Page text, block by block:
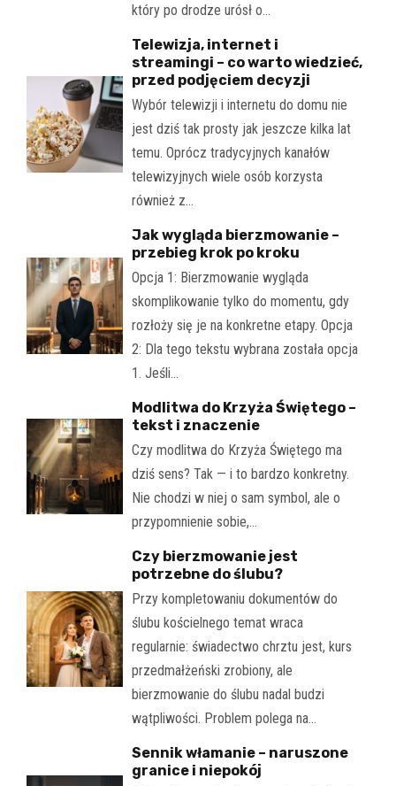
który po drodze urósł o…
Telewizja, internet i
streamingi – co warto wiedzieć,
przed podjęciem decyzji
Wybór telewizji i internetu do domu nie
jest dziś tak prosty jak jeszcze kilka lat
temu. Oprócz tradycyjnych kanałów
telewizyjnych wiele osób korzysta
również z…
Jak wygląda bierzmowanie –
przebieg krok po kroku
Opcja 1: Bierzmowanie wygląda
skomplikowanie tylko do momentu, gdy
rozłoży się je na konkretne etapy. Opcja
2: Dla tego tekstu wybrana została opcja
1. Jeśli…
Modlitwa do Krzyża Świętego –
tekst i znaczenie
Czy modlitwa do Krzyża Świętego ma
dziś sens? Tak — i to bardzo konkretny.
Nie chodzi w niej o sam symbol, ale o
przypomnienie sobie,…
Czy bierzmowanie jest
potrzebne do ślubu?
Przy kompletowaniu dokumentów do
ślubu kościelnego temat wraca
regularnie: świadectwo chrztu jest, kurs
przedmałżeński zrobiony, ale
bierzmowanie do ślubu nadal budzi
wątpliwości. Problem polega na…
Sennik włamanie – naruszone
granice i niepokój